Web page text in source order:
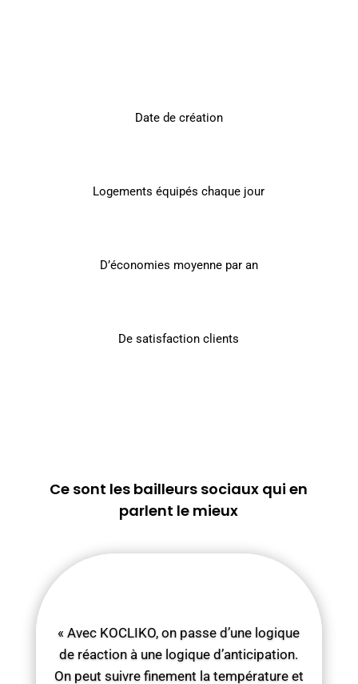
Date de création
Logements équipés chaque jour
D’économies moyenne par an
De satisfaction clients
Ce sont les bailleurs sociaux qui en
parlent le mieux
« Avec KOCLIKO, on passe d’une logique
de réaction à une logique d’anticipation.
On peut suivre finement la température et